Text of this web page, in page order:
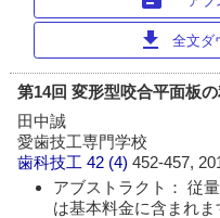
download 全文ダ
第14回 変形型咬合平面板
田中誠
愛歯技工専門学校
歯科技工 42 (4)452-457,
アブストラクト： 従
は基本料金に含まれま